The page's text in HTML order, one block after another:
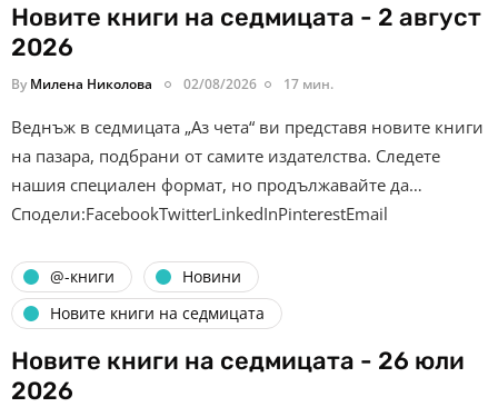
Новите книги на седмицата - 2 август
2026
By Милена Николова 02/08/2026 17 мин.
Веднъж в седмицата „Аз чета“ ви представя новите книги
на пазара, подбрани от самите издателства. Следете
нашия специален формат, но продължавайте да…
Сподели:FacebookTwitterLinkedInPinterestEmail
@-книги
Новини
Новите книги на седмицата
Новите книги на седмицата - 26 юли
2026